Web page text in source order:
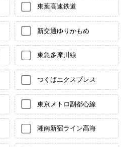
東葉高速鉄道
新交通ゆりかもめ
東急多摩川線
つくばエクスプレス
東京メトロ副都心線
湘南新宿ライン高海